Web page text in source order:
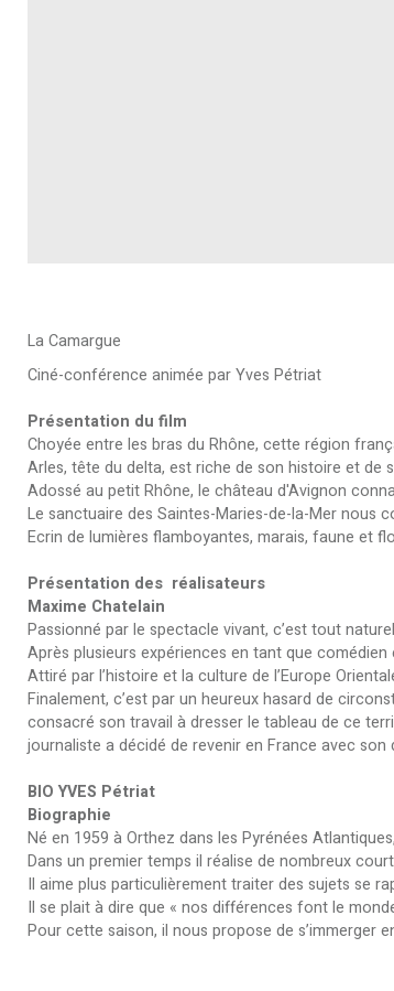
La Camargue
Ciné-conférence animée par Yves Pétriat
Présentation du film
Choyée entre les bras du Rhône, cette région
Arles, tête du delta, est riche de son histoire et de
Adossé au petit Rhône, le château d'Avignon
Le sanctuaire des Saintes-Maries-de-la-Mer nous
Ecrin de lumières flamboyantes, marais, faune et
Présentation des réalisateurs
Maxime Chatelain
Passionné par le spectacle vivant, c’est tout
Après plusieurs expériences en tant que
Attiré par l’histoire et la culture de l’Europe
Finalement, c’est par un heureux hasard de
consacré son travail à dresser le tableau de ce
journaliste a décidé de revenir en France avec son
BIO YVES Pétriat
Biographie
Né en 1959 à Orthez dans les Pyrénées
Dans un premier temps il réalise de nombreux
Il aime plus particulièrement traiter des sujets se
Il se plait à dire que « nos différences font le
Pour cette saison, il nous propose de s’immerger